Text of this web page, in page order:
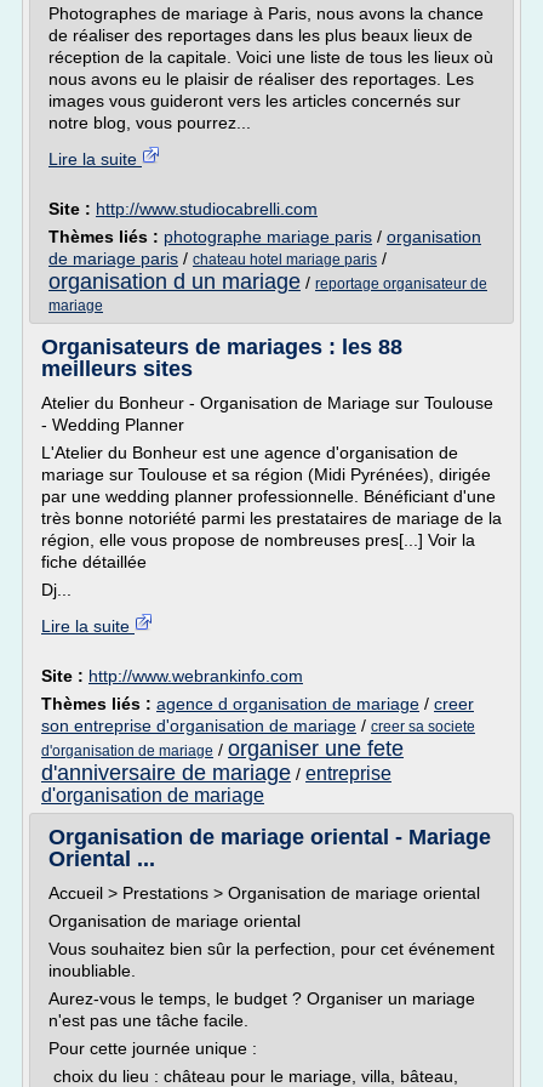
Photographes de mariage à Paris, nous avons la chance
de réaliser des reportages dans les plus beaux lieux de
réception de la capitale. Voici une liste de tous les lieux où
nous avons eu le plaisir de réaliser des reportages. Les
images vous guideront vers les articles concernés sur
notre blog, vous pourrez...
Lire la suite
Site : http://www.studiocabrelli.com
Thèmes liés : photographe mariage paris / organisation
de mariage paris / chateau hotel mariage paris /
organisation d un mariage / reportage organisateur de
mariage
Organisateurs de mariages : les 88
meilleurs sites
Atelier du Bonheur - Organisation de Mariage sur Toulouse
- Wedding Planner
L'Atelier du Bonheur est une agence d'organisation de
mariage sur Toulouse et sa région (Midi Pyrénées), dirigée
par une wedding planner professionnelle. Bénéficiant d'une
très bonne notoriété parmi les prestataires de mariage de la
région, elle vous propose de nombreuses pres[...] Voir la
fiche détaillée
Dj...
Lire la suite
Site : http://www.webrankinfo.com
Thèmes liés : agence d organisation de mariage / creer
son entreprise d'organisation de mariage / creer sa societe
d'organisation de mariage / organiser une fete
d'anniversaire de mariage / entreprise
d'organisation de mariage
Organisation de mariage oriental - Mariage
Oriental ...
Accueil > Prestations > Organisation de mariage oriental
Organisation de mariage oriental
Vous souhaitez bien sûr la perfection, pour cet événement
inoubliable.
Aurez-vous le temps, le budget ? Organiser un mariage
n'est pas une tâche facile.
Pour cette journée unique :
choix du lieu : château pour le mariage, villa, bâteau,